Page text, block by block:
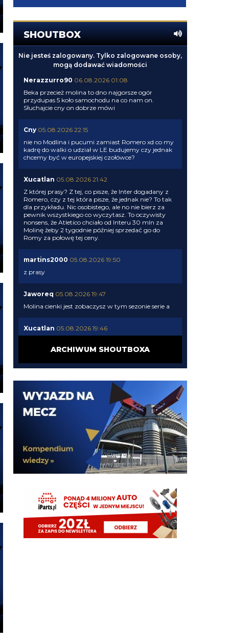
SHOUTBOX
Nie jesteś zalogowany. Tylko zalogowane osoby,
mogą dodawać wiadomości
Nerazzurro90 06.08.2026 01:08
Beka przecież molina to dno najgorsze ogór
przydupas 5 koło samochodu na co nam on.
Słuchajcie cny on dobrze mówi
Cny 05.08.2026 22:15
nie no Modlina i pucumi zamiast Romero xd co my
kadrę do walki o udział w LE budujemy czy jednak
chcemy być w europejskiej czołówce?
Xucatlan 05.08.2026 21:42
Z której prasy? Z tej, co pisze, że Inter dogadany z
Romero, czy z tej która pisze, że jednak nie? To tak
dla przykładu. Nic osobistego, ale no nie bierz za
pewnik wszystkiego co wyczytasz. To oczywisty
nonsens, że Atletico chciało od Interu 30 mln za
Molinę żeby 2 tygodnie później sprzedać go do
Romy za połowę tej ceny.
martins2000 05.08.2026 19:50
z prasy
Jaworeq 05.08.2026 19:47
Molina cienki jest zobaczysz w tym sezonie serie a
Xucatlan 05.08.2026 19:46
martins2000 05.08.2026 19:45
timon 05.08.2026 19:44
Zarobkami wyszloby podobnie
05.08.2026 19:44
Molina niby za 13mln plus 4 bonusy. Jak mialbym
te 40mln to wolalbym za to wziac dwojke Lucumi-
Molina i mamy kadre gotową
AusilioOut
ragnar 05.08.2026 19:42
Ostatnie dwa sezony połowę opuścił, wcześniej grał
prawie wszystko, o dziwo w pl ostatnie 4 sezony
ARCHIWUM SHOUTBOXA